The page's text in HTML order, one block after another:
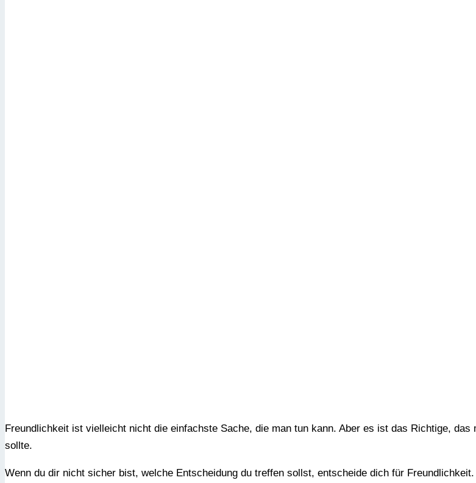
Freundlichkeit ist vielleicht nicht die einfachste Sache, die man tun kann. Aber es ist das Richtige, das
sollte.
Wenn du dir nicht sicher bist, welche Entscheidung du treffen sollst, entscheide dich für